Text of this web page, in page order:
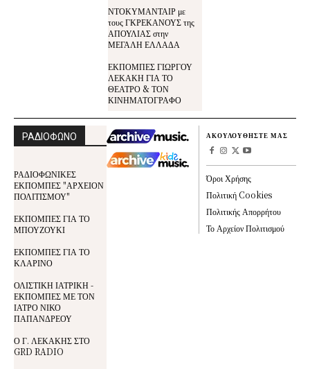
ΝΤΟΚΥΜΑΝΤΑΙΡ με
τους ΓΚΡΕΚΑΝΟΥΣ της
ΑΠΟΥΛΙΑΣ στην
ΜΕΓΑΛΗ ΕΛΛΑΔΑ
ΕΚΠΟΜΠΕΣ ΓΙΩΡΓΟΥ
ΛΕΚΑΚΗ ΓΙΑ ΤΟ
ΘΕΑΤΡΟ & ΤΟΝ
ΚΙΝΗΜΑΤΟΓΡΑΦΟ
ΡΑΔΙΟΦΩΝΟ
ΡΑΔΙΟΦΩΝΙΚΕΣ
ΕΚΠΟΜΠΕΣ "ΑΡΧΕΙΟΝ
ΠΟΛΙΤΙΣΜΟΥ"
ΕΚΠΟΜΠΕΣ ΓΙΑ ΤΟ
ΜΠΟΥΖΟΥΚΙ
ΕΚΠΟΜΠΕΣ ΓΙΑ ΤΟ
ΚΛΑΡΙΝΟ
ΟΛΙΣΤΙΚΗ ΙΑΤΡΙΚΗ -
ΕΚΠΟΜΠΕΣ ΜΕ ΤΟΝ
ΙΑΤΡΟ ΝΙΚΟ
ΠΑΠΑΝΔΡΕΟΥ
Ο Γ. ΛΕΚΑΚΗΣ ΣΤΟ
GRD RADIO
ΑΚΟΥΛΟΥΘΗΣΤΕ ΜΑΣ
Όροι Χρήσης
Πολιτική Cookies
Πολιτικής Απορρήτου
Το Αρχείον Πολιτισμού